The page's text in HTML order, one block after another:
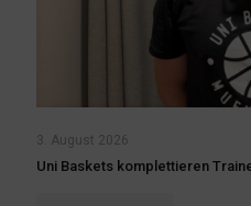
3. August 2026
Uni Baskets komplettieren